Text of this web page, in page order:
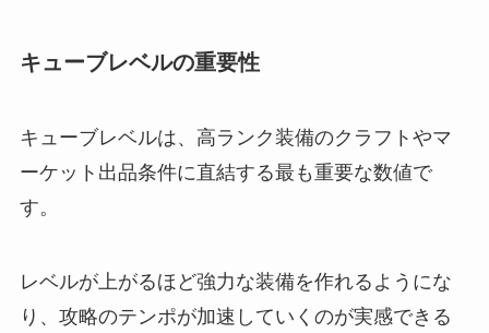
キューブレベルの重要性
キューブレベルは、高ランク装備のクラフトやマ
ーケット出品条件に直結する最も重要な数値で
す。
レベルが上がるほど強力な装備を作れるようにな
り、攻略のテンポが加速していくのが実感できる